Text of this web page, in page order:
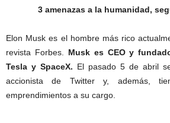
3 amenazas a la humanidad,
Elon Musk es el hombre más rico
revista Forbes.
Musk es CEO y
Tesla y SpaceX. El pasado 5 de abril
accionista de Twitter y, además,
emprendimientos a su cargo.